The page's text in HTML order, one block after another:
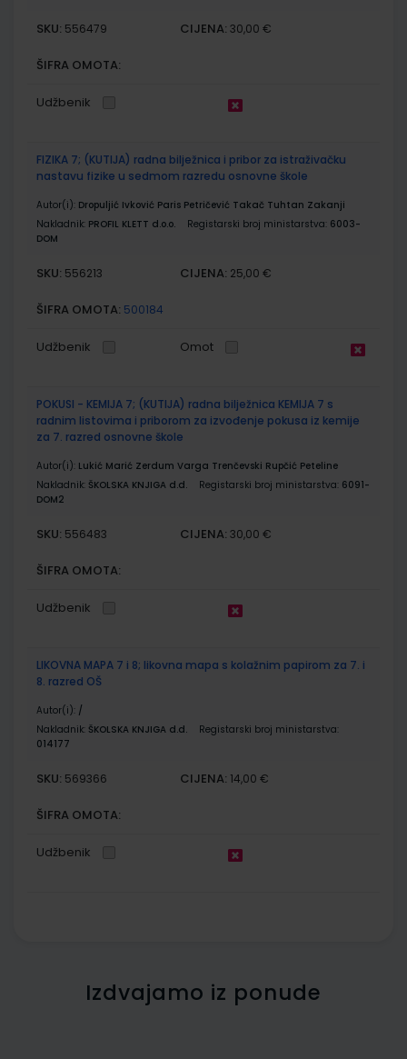
SKU: 556479 CIJENA: 30,00 €
ŠIFRA OMOTA:
Udžbenik
FIZIKA 7; (KUTIJA) radna bilježnica i pribor za istraživačku
nastavu fizike u sedmom razredu osnovne škole
Autor(i): Dropuljić Ivković Paris Petričević Takač Tuhtan Zakanji
Nakladnik: PROFIL KLETT d.o.o. Registarski broj ministarstva: 6003-
DOM
SKU: 556213 CIJENA: 25,00 €
ŠIFRA OMOTA: 500184
Udžbenik Omot
POKUSI - KEMIJA 7; (KUTIJA) radna bilježnica KEMIJA 7 s
radnim listovima i priborom za izvođenje pokusa iz kemije
za 7. razred osnovne škole
Autor(i): Lukić Marić Zerdum Varga Trenčevski Rupčić Peteline
Nakladnik: ŠKOLSKA KNJIGA d.d. Registarski broj ministarstva: 6091-
DOM2
SKU: 556483 CIJENA: 30,00 €
ŠIFRA OMOTA:
Udžbenik
LIKOVNA MAPA 7 i 8; likovna mapa s kolažnim papirom za 7. i
8. razred OŠ
Autor(i): /
Nakladnik: ŠKOLSKA KNJIGA d.d.
Registarski broj ministarstva:
014177
SKU: 569366 CIJENA: 14,00 €
ŠIFRA OMOTA:
Udžbenik
Izdvajamo iz ponude